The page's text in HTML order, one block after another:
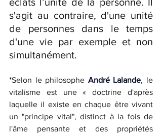
s'agit au contraire, d'une unité
de personnes dans le temps
d'une vie par exemple et non
simultanément.
*Selon le philosophe André Lalande, le
vitalisme est une « doctrine d'après
laquelle il existe en chaque être vivant
un "principe vital", distinct à la fois de
l'âme pensante et des propriétés